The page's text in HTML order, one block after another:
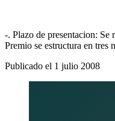
-. Plazo de presentacion: Se
Premio se estructura en tres
Publicado el 1 julio 2008